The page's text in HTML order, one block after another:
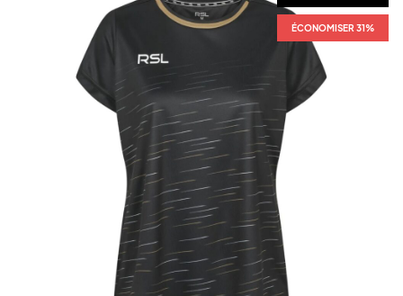
ÉCONOMISER 31%
ÉCONOMISER 31%
ÉCONOMISER 31%